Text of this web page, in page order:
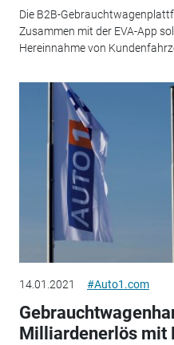
Die B2B-
Zusammen mit der EVA-App
Hereinnahme von
14.01.2021 #Auto1.com
Milliardenerlös mit